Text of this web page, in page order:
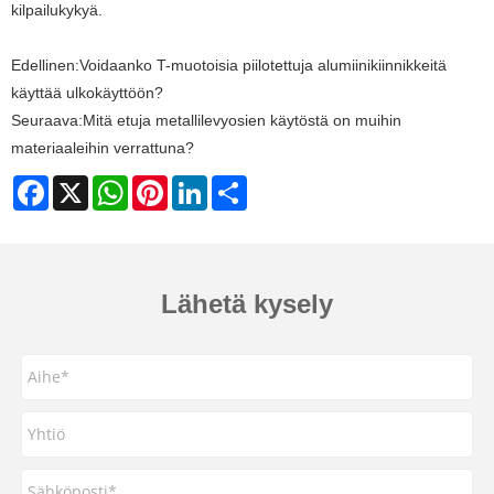
kilpailukykyä.
Edellinen:Voidaanko T-muotoisia piilotettuja alumiinikiinnikkeitä
käyttää ulkokäyttöön?
Seuraava:Mitä etuja metallilevyosien käytöstä on muihin
materiaaleihin verrattuna?
Facebook
X WhatsAppPinterestLinkedIn
Lähetä kysely